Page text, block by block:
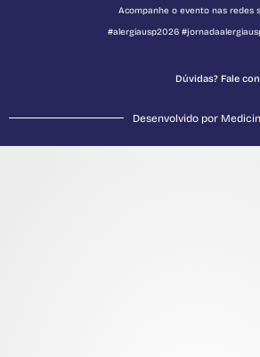
Acompanhe o evento nas redes
#alergiausp2026
Dúvidas? Fale
Desenvolvido por